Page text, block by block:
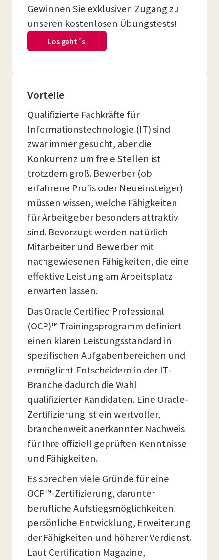
Gewinnen Sie exklusiven Zugang zu
unseren kostenlosen Übungstests!
Los geht´s
Vorteile
Qualifizierte Fachkräfte für
Informationstechnologie (IT) sind
zwar immer gesucht, aber die
Konkurrenz um freie Stellen ist
trotzdem groß. Bewerber (ob
erfahrene Profis oder Neueinsteiger)
müssen wissen, welche Fähigkeiten
für Arbeitgeber besonders attraktiv
sind. Bevorzugt werden natürlich
Mitarbeiter und Bewerber mit
nachgewiesenen Fähigkeiten, die eine
effektive Leistung am Arbeitsplatz
erwarten lassen.
Das Oracle Certified Professional
(OCP)™ Trainingsprogramm definiert
einen klaren Leistungsstandard in
spezifischen Aufgabenbereichen und
ermöglicht Entscheidern in der IT-
Branche dadurch die Wahl
qualifizierter Kandidaten. Eine Oracle-
Zertifizierung ist ein wertvoller,
branchenweit anerkannter Nachweis
für Ihre offiziell geprüften Kenntnisse
und Fähigkeiten.
Es sprechen viele Gründe für eine
OCP™-Zertifizierung, darunter
berufliche Aufstiegsmöglichkeiten,
persönliche Entwicklung, Erweiterung
der Fähigkeiten und höherer Verdienst.
Laut Certification Magazine,